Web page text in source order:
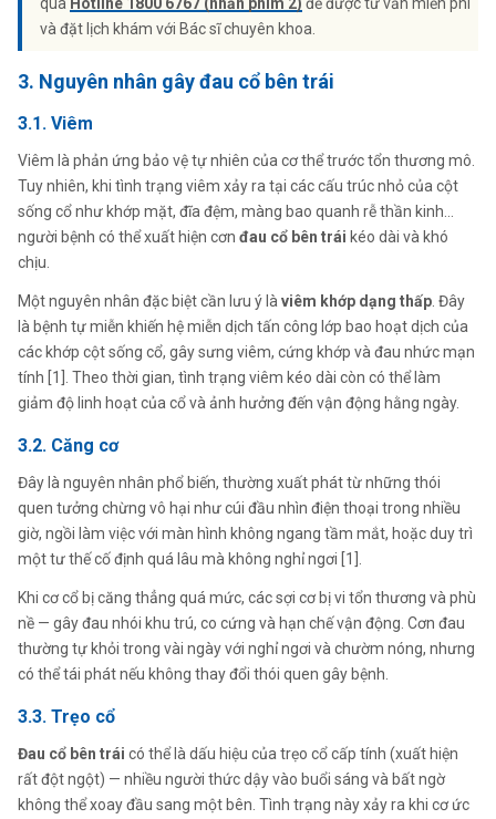
và đặt lịch khám với Bác sĩ chuyên khoa.
3. Nguyên nhân gây đau cổ bên trái
3.1. Viêm
Viêm là phản ứng bảo vệ tự nhiên của cơ thể trước tổn thương mô.
Tuy nhiên, khi tình trạng viêm xảy ra tại các cấu trúc nhỏ của cột
sống cổ như khớp mặt, đĩa đệm, màng bao quanh rễ thần kinh…
người bệnh có thể xuất hiện cơn đau cổ bên trái kéo dài và khó
chịu.
Một nguyên nhân đặc biệt cần lưu ý là viêm khớp dạng thấp . Đây
là bệnh tự miễn khiến hệ miễn dịch tấn công lớp bao hoạt dịch của
các khớp cột sống cổ, gây sưng viêm, cứng khớp và đau nhức mạn
tính [1]. Theo thời gian, tình trạng viêm kéo dài còn có thể làm
giảm độ linh hoạt của cổ và ảnh hưởng đến vận động hằng ngày.
3.2. Căng cơ
Đây là nguyên nhân phổ biến, thường xuất phát từ những thói
quen tưởng chừng vô hại như cúi đầu nhìn điện thoại trong nhiều
giờ, ngồi làm việc với màn hình không ngang tầm mắt, hoặc duy trì
một tư thế cố định quá lâu mà không nghỉ ngơi [1].
Khi cơ cổ bị căng thẳng quá mức, các sợi cơ bị vi tổn thương và phù
nề — gây đau nhói khu trú, co cứng và hạn chế vận động. Cơn đau
thường tự khỏi trong vài ngày với nghỉ ngơi và chườm nóng, nhưng
có thể tái phát nếu không thay đổi thói quen gây bệnh.
3.3. Trẹo cổ
Đau cổ bên trái có thể là dấu hiệu của trẹo cổ cấp tính (xuất hiện
rất đột ngột) — nhiều người thức dậy vào buổi sáng và bất ngờ
không thể xoay đầu sang một bên. Tình trạng này xảy ra khi cơ ức